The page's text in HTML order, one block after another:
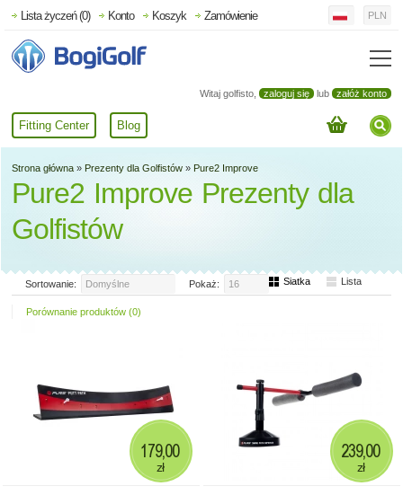
Witaj golfisto, zaloguj się lub załóż konto
Fitting Center Blog
Lista życzeń (0) Konto Koszyk Zamówienie PLN
Strona główna » Prezenty dla Golfistów » Pure2 Improve
Pure2 Improve Prezenty dla
Golfistów
Sortowanie: Domyślne Pokaż: 16 Siatka Lista
Porównanie produktów (0)
179,00
zł
239,00
zł